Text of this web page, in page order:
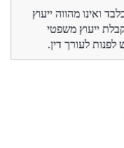
ואינו מהווה ייעוץ
ייעוץ משפטי
לעורך דין.